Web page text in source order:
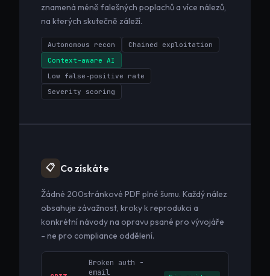
znamená méně falešných poplachů a více nálezů,
na kterých skutečně záleží.
Autonomous recon
Chained exploitation
Context-aware AI
Low false-positive rate
Severity scoring
📋 Co získáte
Žádné 200stránkové PDF plné šumu. Každý nález
obsahuje závažnost, kroky k reprodukci a
konkrétní návody na opravu psané pro vývojáře
- ne pro compliance oddělení.
Broken auth -
email